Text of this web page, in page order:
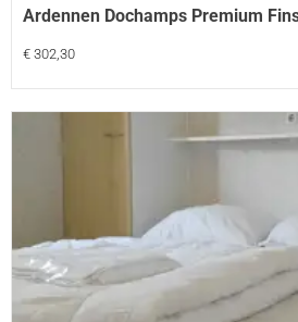
Ardennen Dochamps Premium
€ 302,30